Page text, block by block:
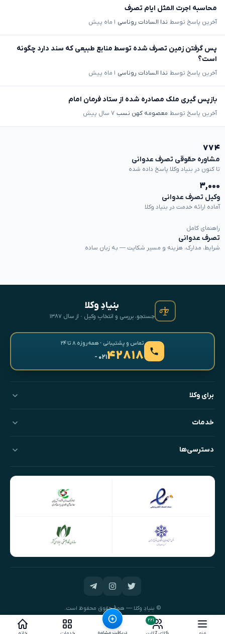
۲۲۱
محاسبه اجرت المثل ایام تصرف
آخرین پاسخ توسط ندا السادات روناسی ۱ ماه پیش
پس گرفتن زمین تصرف شده توسط منابع طبیعی که سند دارد چگونه
است؟
آخرین پاسخ توسط ندا السادات روناسی ۱ ماه پیش
بازپس گیری ملک مصادره شده از ستاد فرمان امام
آخرین پاسخ توسط معصومه کهن نسب ۷ سال پیش
۷۷۴
مشاوره حقوقی تصرف عدوانی
تا کنون در بنیاد وکلا پاسخ داده شده
۳,۰۰۰
وکیل تصرف عدوانی
آماده ارائه خدمت در بنیاد وکلا
راهنمای کامل
تصرف عدوانی
شرایط، مدارک، هزینه و مسیر شکایت — به زبان ساده
بنیادِ وکلا
جستجو، بررسی و انتخابِ وکیل · از سال ۱۳۸۷
تماس و پشتیبانی · همه‌روزه ۸ تا ۲۴
۴۲۸۱۸- ۰۲۱
برای وکلا
خدمات
دسترسی‌ها
© بنیادِ وکلا — همهٔ حقوق محفوظ است.
طراحی و توسعه:نیک‌داده‌پرداز